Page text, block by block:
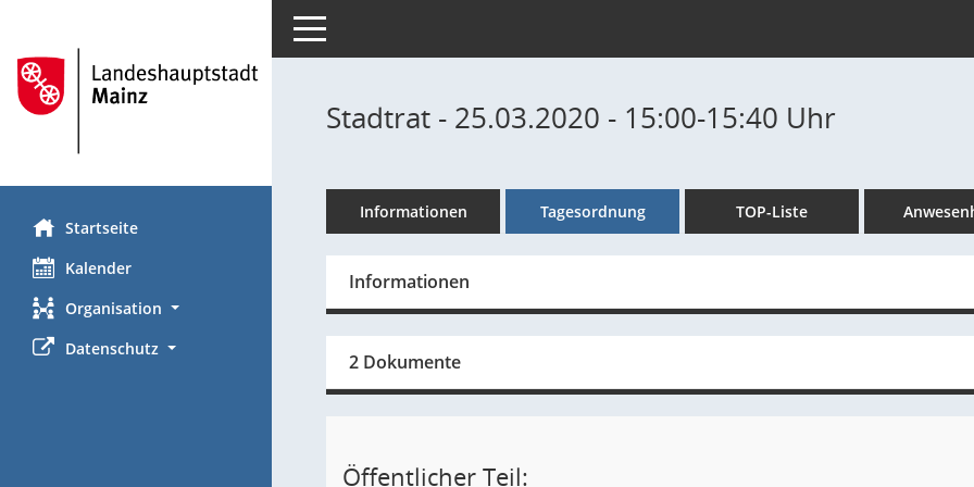
Startseite
Kalender
Organisation
Datenschutz
Toggle navigation
Stadtrat - 25.03.2020 - 15:00-15:40 Uhr
Informationen Tagesordnung TOP-Liste
Informationen
2 Dokumente
Öffentlicher Teil: